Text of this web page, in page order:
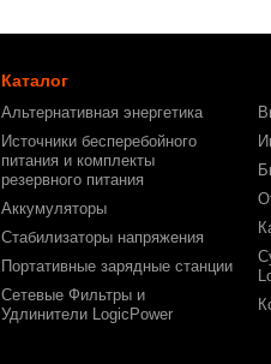
Каталог
Альтернативная энергетика
Источники бесперебойного
питания и комплекты
резервного питания
Аккумуляторы
Стабилизаторы напряжения
Портативные зарядные станции
Сетевые Фильтры и
Удлинители LogicPower